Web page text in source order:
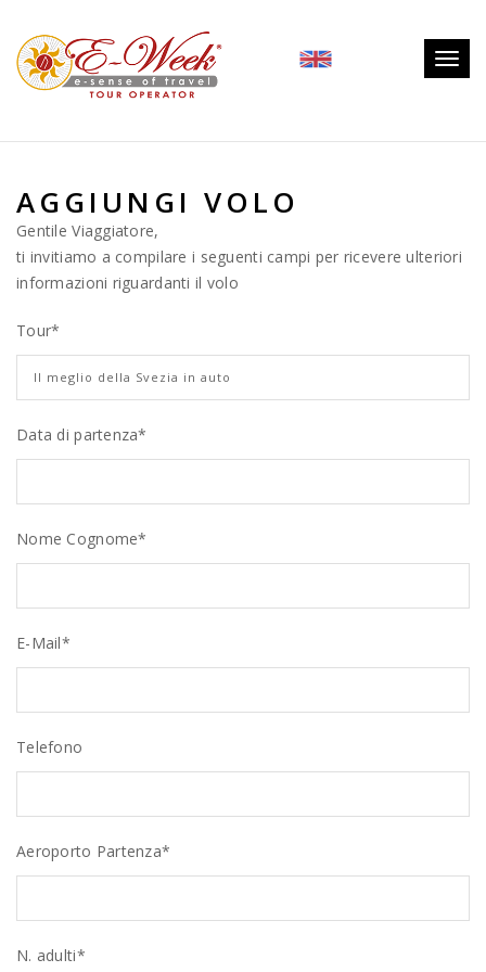
AGGIUNGI VOLO
Gentile Viaggiatore,
ti invitiamo a compilare i seguenti campi per ricevere ulteriori
informazioni riguardanti il volo
Tour*
Data di partenza*
Nome Cognome*
E-Mail*
Telefono
Aeroporto Partenza*
N. adulti*